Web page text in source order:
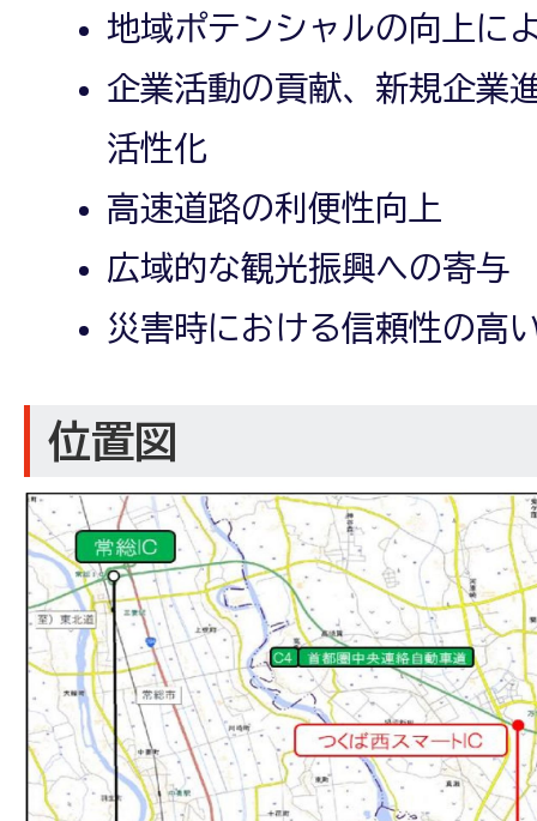
地域ポテンシャルの向上に
企業活動の貢献、新規企業
活性化
高速道路の利便性向上
広域的な観光振興への寄与
災害時における信頼性の高
位置図